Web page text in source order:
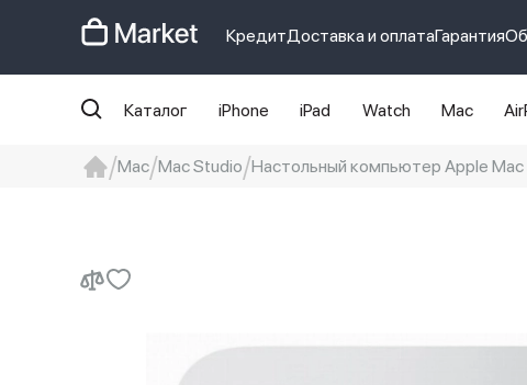
КредитДоставка и оплатаГарантия
Каталог iPhone iPad Watch Mac
Mac Mac Studio Настольный компьютер Apple